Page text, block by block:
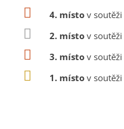
4. místo v soutěži
2. místo v soutěži
3. místo v soutěži
1. místo v soutěži